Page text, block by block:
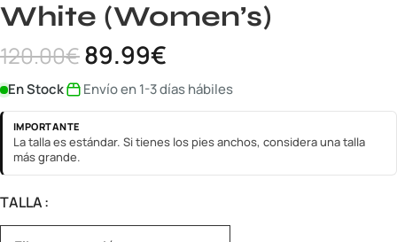
White (Women’s)
120.00€89.99€
En Stock Envío en 1-3 días hábiles
IMPORTANTE
La talla es estándar. Si tienes los pies anchos, considera una talla
más grande.
TALLA